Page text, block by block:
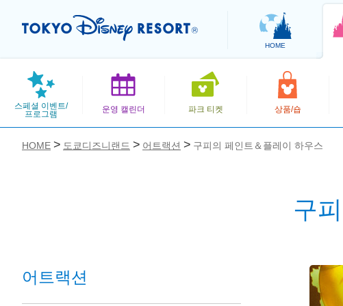
HOME
스페셜 이벤트/
프로그램
운영 캘린더 파크 티켓 상품/숍
HOME 도쿄디즈니랜드 어트랙션 구피의 페인트＆플레이 하우스
구
어트랙션